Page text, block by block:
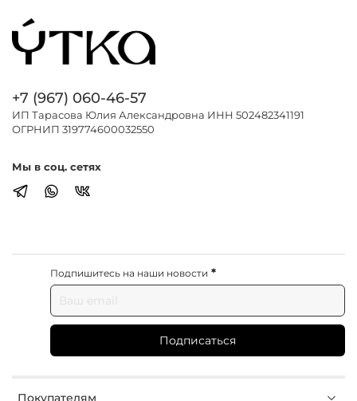
Покупателям
Подпишитесь на наши новости *
Подписаться
+7 (967) 060-46-57
ИП Тарасова Юлия Александровна ИНН 502482341191
ОГРНИП 319774600032550
Мы в соц. сетях